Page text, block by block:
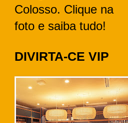
Colosso. Clique na
foto e saiba tudo!
DIVIRTA-CE VIP